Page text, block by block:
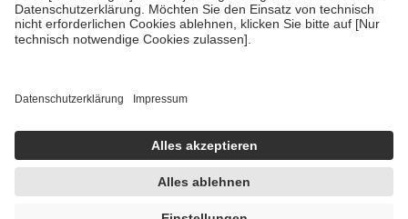
• Untersuchungen zur Vorsorge und Früherkennung, die von der
GKV getragen werden
Einholung von Bewertungen. Trusted Shops hat Maßnahmen
getroffen, um sicherzustellen, dass es sich um echte Bewertungen
handelt. Mehr Informationen findest du hier:
https://help.etrusted.com/hc/de/articles/4419944605341